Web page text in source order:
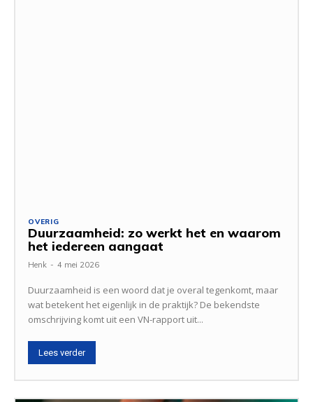
OVERIG
Duurzaamheid: zo werkt het en waarom
het iedereen aangaat
Henk - 4 mei 2026
Duurzaamheid is een woord dat je overal tegenkomt, maar
wat betekent het eigenlijk in de praktijk? De bekendste
omschrijving komt uit een VN-rapport uit...
Lees verder